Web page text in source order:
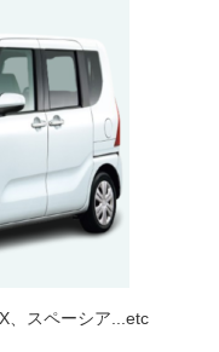
、スペーシア...etc